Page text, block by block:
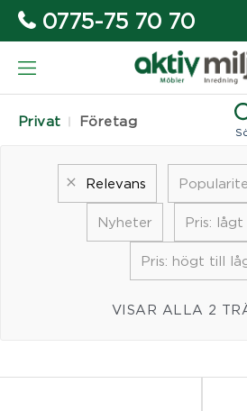
0775-75 70 70
Privat Företag
Relevans
Nyheter Pris:
Pris: högt till
VISAR ALLA 2